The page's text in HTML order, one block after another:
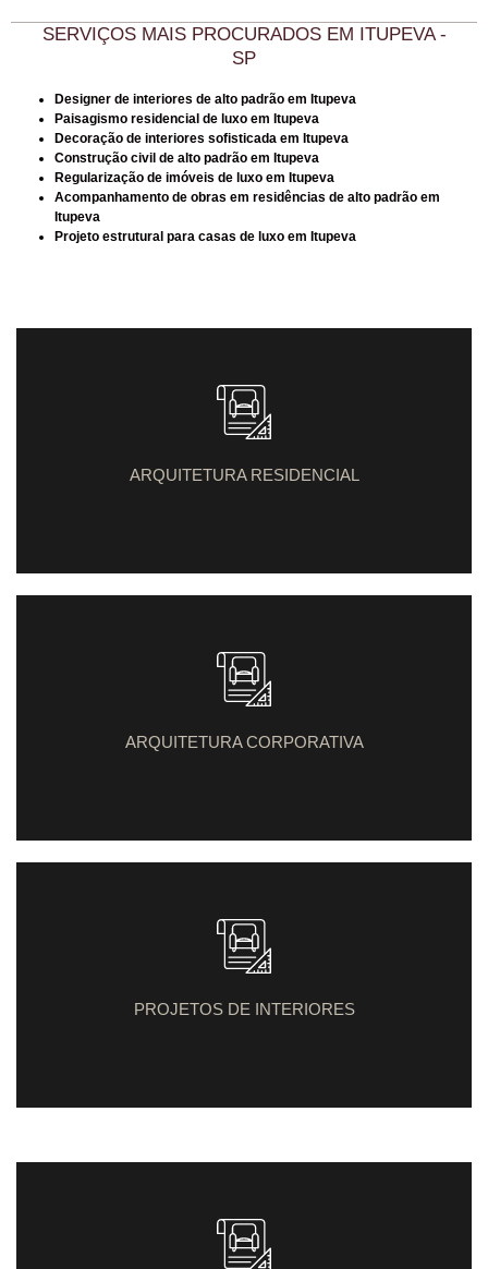
SERVIÇOS MAIS PROCURADOS EM ITUPEVA -
SP
Designer de interiores de alto padrão em Itupeva
Paisagismo residencial de luxo em Itupeva
Decoração de interiores sofisticada em Itupeva
Construção civil de alto padrão em Itupeva
Regularização de imóveis de luxo em Itupeva
Acompanhamento de obras em residências de alto padrão em
Itupeva
Projeto estrutural para casas de luxo em Itupeva
ARQUITETURA RESIDENCIAL
ARQUITETURA CORPORATIVA
PROJETOS DE INTERIORES